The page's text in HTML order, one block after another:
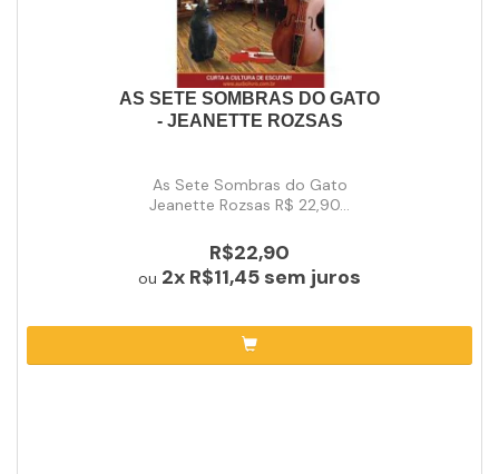
AS SETE SOMBRAS DO GATO
- JEANETTE ROZSAS
As Sete Sombras do Gato
Jeanette Rozsas R$ 22,90...
R$22,90
ou 2x R$11,45 sem juros